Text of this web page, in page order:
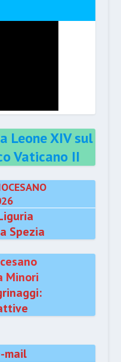
Leone XIV sul
Vaticano II
Spezia
Minori
mail